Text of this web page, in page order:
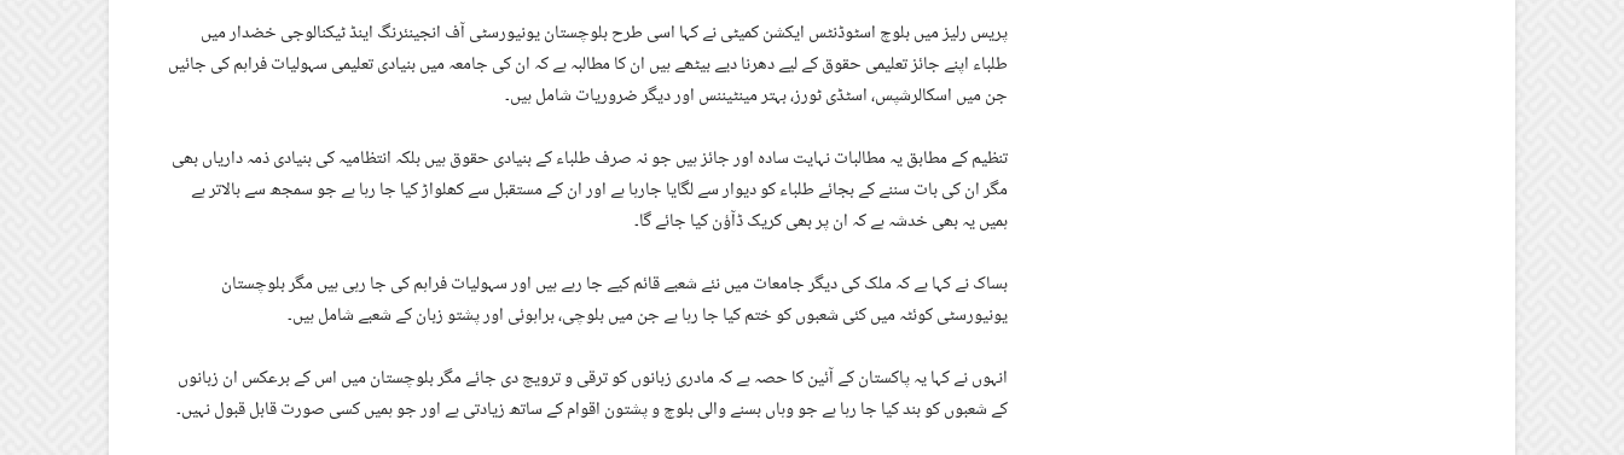
پریس رلیز میں بلوچ اسٹوڈنٹس ایکشن کمیٹی نے کہا اسی طرح بلوچستان یونیورسٹی آف انجینئرنگ اینڈ ٹیکنالوجی خضدار میں
طلباء اپنے جائز تعلیمی حقوق کے لیے دھرنا دیے بیٹھے ہیں ان کا مطالبہ ہے کہ ان کی جامعہ میں بنیادی تعلیمی سہولیات فراہم کی جائیں
جن میں اسکالرشپس، اسٹڈی ٹورز، بہتر مینٹیننس اور دیگر ضروریات شامل ہیں۔
تنظیم کے مطابق یہ مطالبات نہایت سادہ اور جائز ہیں جو نہ صرف طلباء کے بنیادی حقوق ہیں بلکہ انتظامیہ کی بنیادی ذمہ داریاں بھی
مگر ان کی بات سننے کے بجائے طلباء کو دیوار سے لگایا جارہا ہے اور ان کے مستقبل سے کھلواڑ کیا جا رہا ہے جو سمجھ سے بالاتر ہے
ہمیں یہ بھی خدشہ ہے کہ ان پر بھی کریک ڈآؤن کیا جائے گا۔
بساک نے کہا ہے کہ ملک کی دیگر جامعات میں نئے شعبے قائم کیے جا رہے ہیں اور سہولیات فراہم کی جا رہی ہیں مگر بلوچستان
یونیورسٹی کوئٹہ میں کئی شعبوں کو ختم کیا جا رہا ہے جن میں بلوچی، براہوئی اور پشتو زبان کے شعبے شامل ہیں۔
انہوں نے کہا یہ پاکستان کے آئین کا حصہ ہے کہ مادری زبانوں کو ترقی و ترویج دی جائے مگر بلوچستان میں اس کے برعکس ان زبانوں
کے شعبوں کو بند کیا جا رہا ہے جو وہاں بسنے والی بلوچ و پشتون اقوام کے ساتھ زیادتی ہے اور جو ہمیں کسی صورت قابل قبول نہیں۔